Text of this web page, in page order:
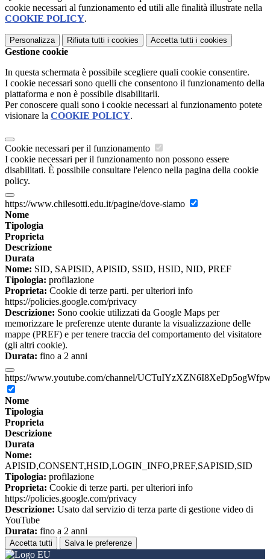
cookie necessari al funzionamento ed utili alle finalità illustrate nella
COOKIE POLICY.
Personalizza Rifiuta tutti i cookies Accetta tutti i cookies
Gestione cookie
In questa schermata è possibile scegliere quali cookie consentire.
I cookie necessari sono quelli che consentono il funzionamento della
piattaforma e non è possibile disabilitarli.
Per conoscere quali sono i cookie necessari al funzionamento potete
visionare la COOKIE POLICY.
Cookie necessari per il funzionamento
I cookie necessari per il funzionamento non possono essere
disabilitati. È possibile consultare l'elenco nella pagina della cookie
policy.
https://www.chilesotti.edu.it/pagine/dove-siamo
Nome
Tipologia
Proprieta
Descrizione
Durata
Nome: SID, SAPISID, APISID, SSID, HSID, NID, PREF
Tipologia: profilazione
Proprieta: Cookie di terze parti. per ulteriori info
https://policies.google.com/privacy
Descrizione: Sono cookie utilizzati da Google Maps per
memorizzare le preferenze utente durante la visualizzazione delle
mappe (PREF) e per tenere traccia del comportamento del visitatore
(gli altri cookie).
Durata: fino a 2 anni
https://www.youtube.com/channel/
Nome
Tipologia
Proprieta
Descrizione
Durata
Nome:
APISID,CONSENT,HSID,LOGIN_INFO,PREF,SAPISID,SID
Tipologia: profilazione
Proprieta: Cookie di terze parti. per ulteriori info
https://policies.google.com/privacy
Descrizione: Usato dal servizio di terza parte di gestione video di
YouTube
Durata: fino a 2 anni
Accetta tutti Salva le preferenze